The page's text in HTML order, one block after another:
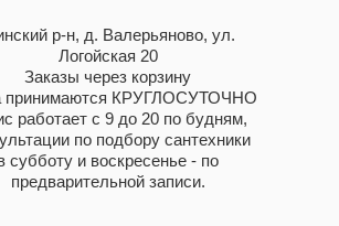
р-н, д. Валерьяново, ул.
Логойская 20
Заказы через корзину
принимаются КРУГЛОСУТОЧНО
работает с 9 до 20 по будням,
по подбору сантехники
субботу и воскресенье - по
предварительной записи.